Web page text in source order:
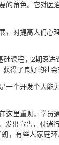
的角色。它对医
对提高人们心
课程，2期深
得了良好的社会
一个开发个人能
这里重现，学员
发出宣告，付诸
，有些人家庭